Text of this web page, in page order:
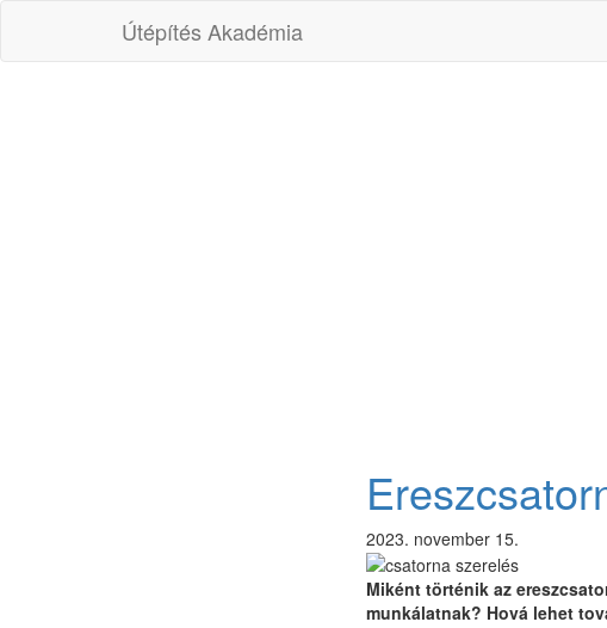
Útépítés Akadémia
2023. november 15.
Miként történik az
munkálatnak? Hová lehet